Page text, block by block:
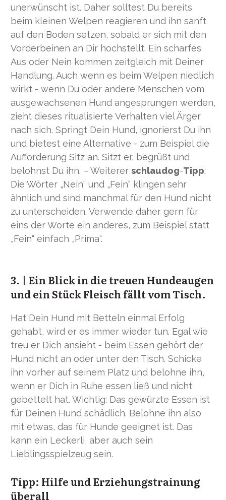
unerwünscht ist. Daher solltest Du bereits
beim kleinen Welpen reagieren und ihn sanft
auf den Boden setzen, sobald er sich mit den
Vorderbeinen an Dir hochstellt. Ein scharfes
Aus oder Nein kommen zeitgleich mit Deiner
Handlung. Auch wenn es beim Welpen niedlich
wirkt - wenn Du oder andere Menschen vom
ausgewachsenen Hund angesprungen werden,
zieht dieses ritualisierte Verhalten viel Ärger
nach sich. Springt Dein Hund, ignorierst Du ihn
und bietest eine Alternative - zum Beispiel die
Aufforderung Sitz an. Sitzt er, begrüßt und
belohnst Du ihn. – Weiterer schlaudog-Tipp:
Die Wörter „Nein“ und „Fein“ klingen sehr
ähnlich und sind manchmal für den Hund nicht
zu unterscheiden. Verwende daher gern für
eins der Worte ein anderes, zum Beispiel statt
„Fein“ einfach „Prima“.
3. | Ein Blick in die treuen Hundeaugen
und ein Stück Fleisch fällt vom Tisch.
Hat Dein Hund mit Betteln einmal Erfolg
gehabt, wird er es immer wieder tun. Egal wie
treu er Dich ansieht - beim Essen gehört der
Hund nicht an oder unter den Tisch. Schicke
ihn vorher auf seinem Platz und belohne ihn,
wenn er Dich in Ruhe essen ließ und nicht
gebettelt hat. Wichtig: Das gewürzte Essen ist
für Deinen Hund schädlich. Belohne ihn also
mit etwas, das für Hunde geeignet ist. Das
kann ein Leckerli, aber auch sein
Lieblingsspielzeug sein.
Tipp: Hilfe und Erziehungstrainung
überall